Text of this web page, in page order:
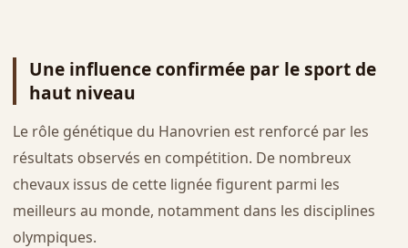
Une influence confirmée par le sport de
haut niveau
Le rôle génétique du Hanovrien est renforcé par les
résultats observés en compétition. De nombreux
chevaux issus de cette lignée figurent parmi les
meilleurs au monde, notamment dans les disciplines
olympiques.